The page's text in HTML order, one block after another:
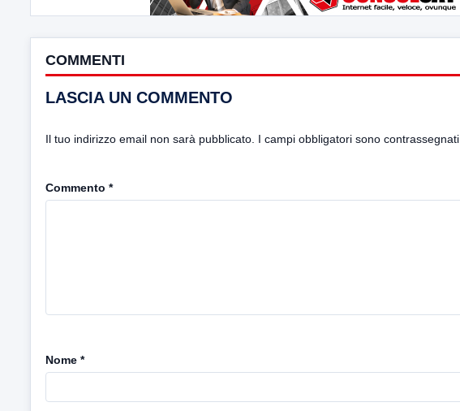
COMMENTI
LASCIA UN COMMENTO
Il tuo indirizzo email non sarà pubblicato. I campi obbligatori sono contrassegnati
Commento *
Nome *